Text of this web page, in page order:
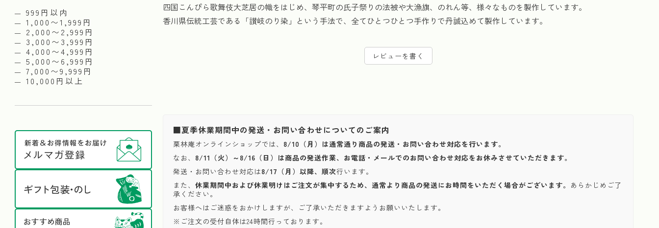
999円以内
1,000〜1,999円
2,000〜2,999円
3,000〜3,999円
4,000〜4,999円
5,000〜6,999円
7,000〜9,999円
10,000円以上
四国こんぴら歌舞伎大芝居の幟をはじめ、琴平町の氏子祭りの法被や大漁旗、のれん等、様々なものを製作しています。
香川県伝統工芸である「讃岐のり染」という手法で、全てひとつひとつ手作りで丹誠込めて製作しています。
レビューを書く
■夏季休業期間中の発送・お問い合わせについてのご案内
栗林庵オンラインショップでは、 8/10（月）は通常通り商品の発送・お問い合わせ対応を行います。
なお、 8/11（火）～8/16（日）は商品の発送作業、お電話・メールでのお問い合わせ対応をお休みさせていただきます。
発送・お問い合わせ対応は8/17（月）以降、順次行います。
また、 休業期間中および休業明けはご注文が集中するため、通常より商品の発送にお時間をいただく場合がございます。 あらかじめご了
承ください。
お客様へはご迷惑をおかけしますが、ご了承いただきますようお願いいたします。
※ご注文の受付自体は24時間行っております。